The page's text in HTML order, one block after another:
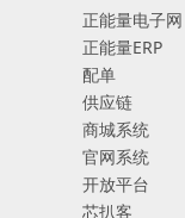
正能量电子网
正能量ERP
配单
供应链
商城系统
官网系统
开放平台
芯扒客